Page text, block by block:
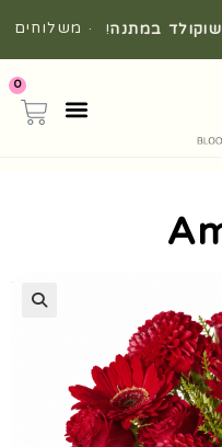
ושוקולד במתנה! · משלוחים
0